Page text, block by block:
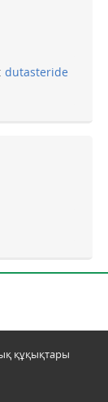
dutasteride
құқықтары